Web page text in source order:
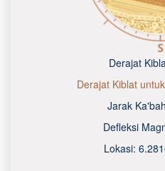
Derajat
Derajat Kiblat
Jarak
Defleksi
Lokasi: